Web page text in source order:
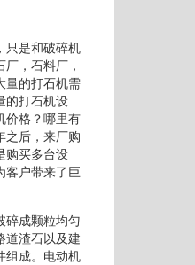
只是和破碎机
，石料厂，
量的打石机需
的打石机设
价格？哪里有
之后，来厂购
购买多台设
客户带来了巨
碎成颗粒均匀
道渣石以及建
组成。电动机